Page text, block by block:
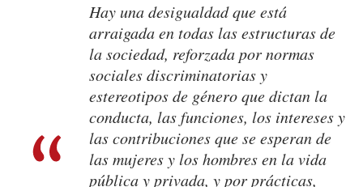
Hay una desigualdad que está
arraigada en todas las estructuras de
la sociedad, reforzada por normas
sociales discriminatorias y
estereotipos de género que dictan la
conducta, las funciones, los intereses y
las contribuciones que se esperan de
las mujeres y los hombres en la vida
pública y privada, y por prácticas,